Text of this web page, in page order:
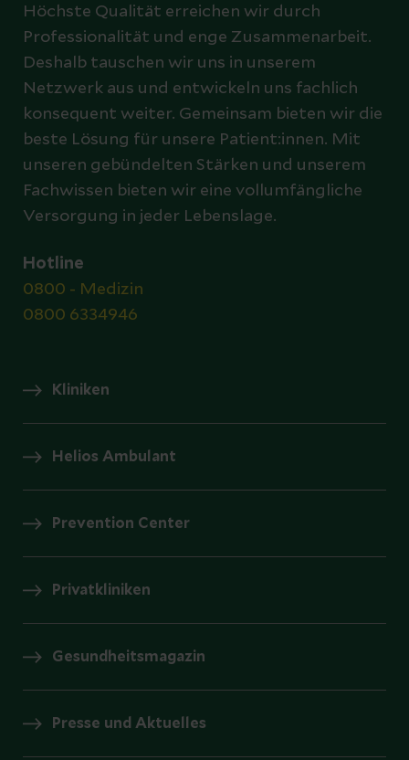
Höchste Qualität erreichen wir durch
Professionalität und enge Zusammenarbeit.
Deshalb tauschen wir uns in unserem
Netzwerk aus und entwickeln uns fachlich
konsequent weiter. Gemeinsam bieten wir die
beste Lösung für unsere Patient:innen. Mit
unseren gebündelten Stärken und unserem
Fachwissen bieten wir eine vollumfängliche
Versorgung in jeder Lebenslage.
Hotline
0800 - Medizin
0800 6334946
Kliniken
Helios Ambulant
Prevention Center
Privatkliniken
Gesundheitsmagazin
Presse und Aktuelles